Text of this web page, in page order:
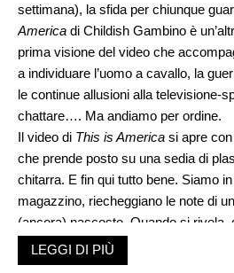
settimana), la sfida per chiunque
America di Childish Gambino è
prima visione del video che
a individuare l’uomo a cavallo, la
le continue allusioni alla televisione-
chattare…. Ma andiamo per ordine.
Il video di This is America si apre
che prende posto su una sedia di
chitarra. E fin qui tutto bene. Siamo
magazzino, riecheggiano le note di
(ancora) nascosto. Quando si rivela,
espressioni, è a torso nudo, indossa
uniformi degli Stati Confederati (quelli
LEGGI DI PIÙ